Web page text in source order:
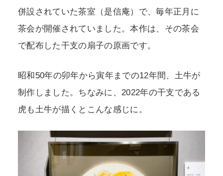
併設されていた茶室（是信庵）で、毎年正月に
茶会が開催されていました。本作は、その茶会
で配布した干支の扇子の原画です。
昭和50年の卯年から寅年までの12年間、土牛が
制作しました。ちなみに、2022年の干支である
虎も土牛が描くとこんな感じに。